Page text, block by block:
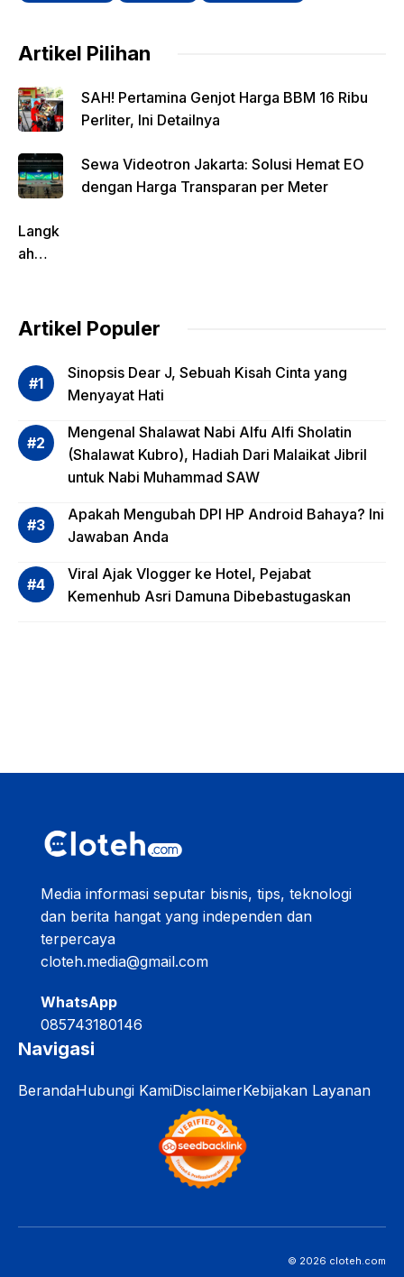
Artikel Pilihan
SAH! Pertamina Genjot Harga BBM 16 Ribu
Perliter, Ini Detailnya
Sewa Videotron Jakarta: Solusi Hemat EO
dengan Harga Transparan per Meter
Langk
ah
dalam
si
Risiko
asi
Reksa
Saja?
Artikel Populer
Sinopsis Dear J, Sebuah Kisah Cinta yang
Menyayat Hati
Mengenal Shalawat Nabi Alfu Alfi Sholatin
(Shalawat Kubro), Hadiah Dari Malaikat Jibril
untuk Nabi Muhammad SAW
Apakah Mengubah DPI HP Android Bahaya? Ini
Jawaban Anda
Viral Ajak Vlogger ke Hotel, Pejabat
Kemenhub Asri Damuna Dibebastugaskan
Media informasi seputar bisnis, tips, teknologi
dan berita hangat yang independen dan
terpercaya
cloteh.media@gmail.com
WhatsApp
085743180146
Navigasi
BerandaHubungi KamiDisclaimerKebijakan Layanan
© 2026 cloteh.com